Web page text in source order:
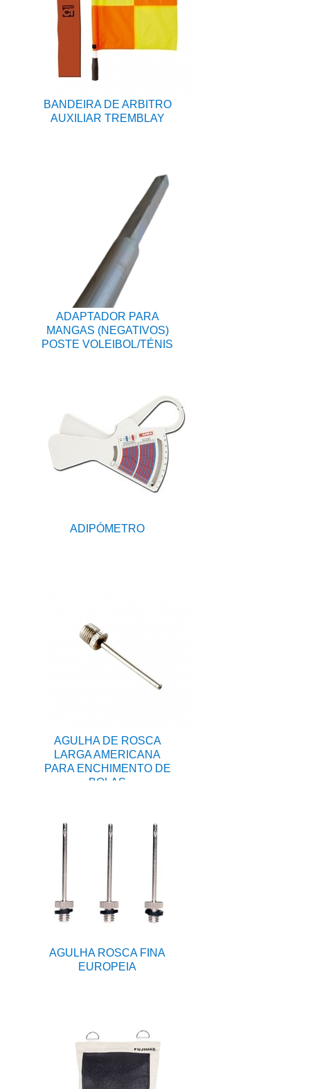
BANDEIRA DE ARBITRO
AUXILIAR TREMBLAY
ADAPTADOR PARA
MANGAS (NEGATIVOS)
POSTE VOLEIBOL/TÉNIS
ADIPÓMETRO
AGULHA DE ROSCA
LARGA AMERICANA
PARA ENCHIMENTO DE
BOLAS
AGULHA ROSCA FINA
EUROPEIA